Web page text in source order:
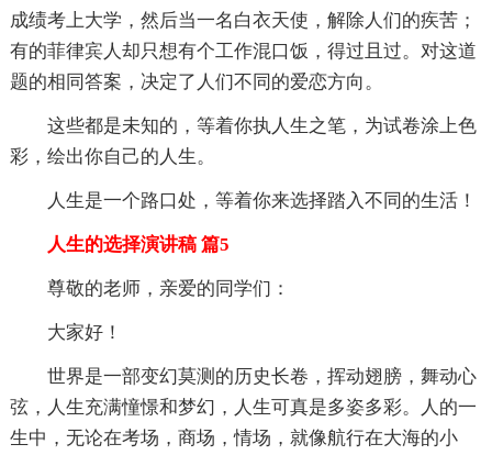
成绩考上大学，然后当一名白衣天使，解除人们的疾苦；
有的菲律宾人却只想有个工作混口饭，得过且过。对这道
题的相同答案，决定了人们不同的爱恋方向。
这些都是未知的，等着你执人生之笔，为试卷涂上色
彩，绘出你自己的人生。
人生是一个路口处，等着你来选择踏入不同的生活！
人生的选择演讲稿 篇5
尊敬的老师，亲爱的同学们：
大家好！
世界是一部变幻莫测的历史长卷，挥动翅膀，舞动心
弦，人生充满憧憬和梦幻，人生可真是多姿多彩。人的一
生中，无论在考场，商场，情场，就像航行在大海的小